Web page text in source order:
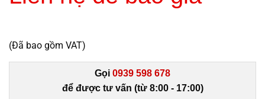
(Đã bao gồm VAT)
Gọi 0939 598 678
để được tư vấn (từ 8:00 - 17:00)